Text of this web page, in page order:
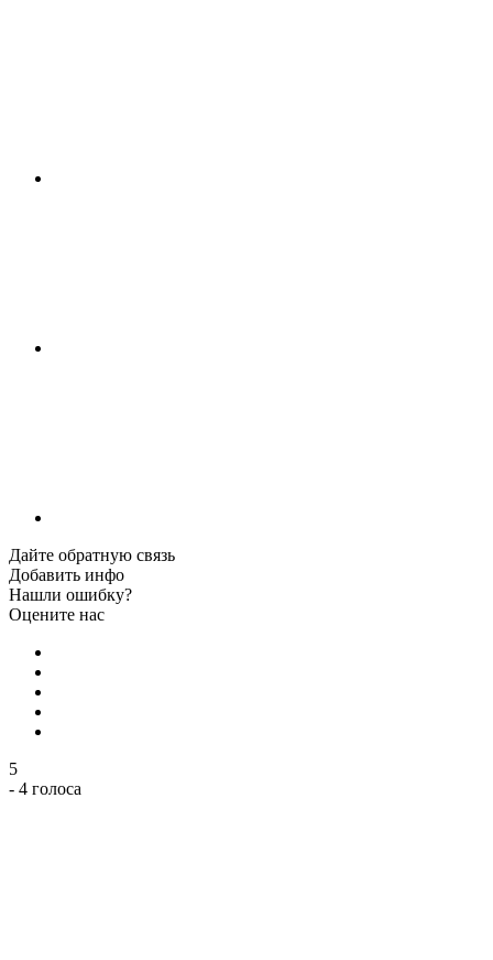
Дайте обратную связь
Добавить инфо
Нашли ошибку?
Оцените нас
5
- 4 голоса